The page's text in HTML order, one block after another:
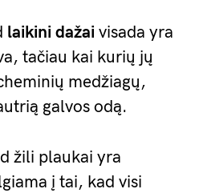
laikini dažai visada yra
tačiau kai kurių jų
medžiagų,
galvos odą.
žili plaukai yra
į tai, kad visi